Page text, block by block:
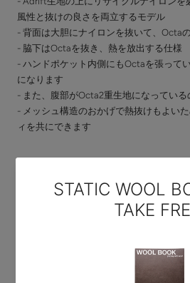
風性と抜けの良さを両立するモデル
- 背面は大胆にナイロンを抜いて、Octa
- 脇下はOctaを抜き、熱を放出する仕様
- ハンドポケット内側にもOctaを張って
になります
- また、腹部がOcta2重生地になってい
- メッシュ構造のおかげで熱抜けもよい
ィを共にできます
PRODUCT SPEC